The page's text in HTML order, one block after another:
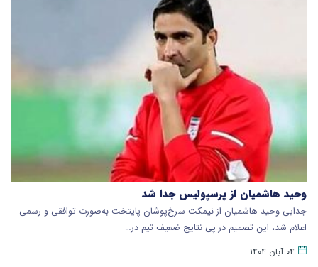
وحید هاشمیان از پرسپولیس جدا شد
جدایی وحید هاشمیان از نیمکت سرخ‌پوشان پایتخت به‌صورت توافقی و رسمی
اعلام شد، این تصمیم در پی نتایج ضعیف تیم در…
۰۴ آبان ۱۴۰۴